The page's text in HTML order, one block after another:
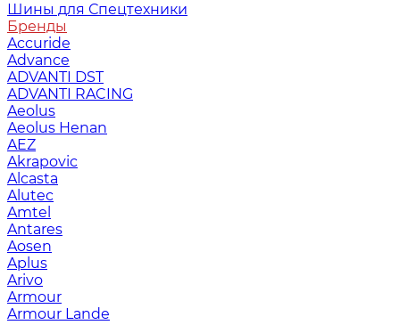
Шины для Спецтехники
Бренды
Accuride
Advance
ADVANTI DST
ADVANTI RACING
Aeolus
Aeolus Henan
AEZ
Akrapovic
Alcasta
Alutec
Amtel
Antares
Aosen
Aplus
Arivo
Armour
Armour Lande